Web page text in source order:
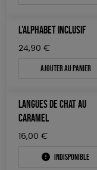
L’ALPHABET INCLUSIF
24,90 €
Ajouter au panier
LANGUES DE CHAT AU
CARAMEL
16,00 €
Indisponible